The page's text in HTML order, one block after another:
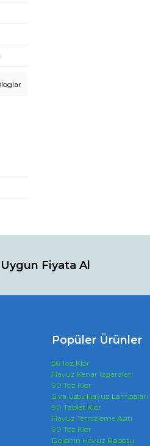
Fiyata Al
Popüler Ürünler
56 Toz Klor
Havuz Kenar Izgaraları
90 Toz Klor
Sıva Üstü Havuz Lambaları
90 Tablet Klor
Havuz Temizleme Asiti
90 Toz Klor
Dolphin Havuz Robotu